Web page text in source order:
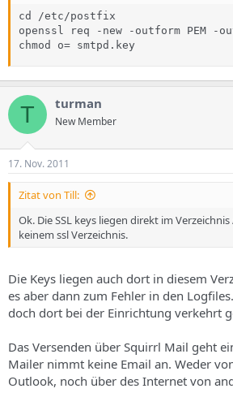
cd /etc/postfix
openssl req -new -outform PEM -
chmod o= smtpd.key
T turman
New Member
17. Nov. 2011
Zitat von Till:
Ok. Die SSL keys liegen direkt im
keinem ssl Verzeichnis.
Die Keys liegen auch dort in diesem
es aber dann zum Fehler in den
doch dort bei der Einrichtung verkehrt
Das Versenden über Squirrl Mail geht
Mailer nimmt keine Email an. Weder
Outlook, noch über des Internet von